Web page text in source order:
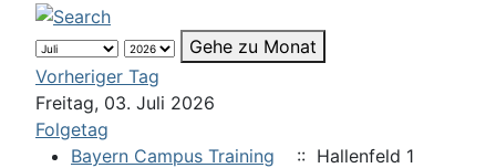
Gehe zu Monat
Vorheriger Tag
Freitag, 03. Juli 2026
Folgetag
Bayern Campus Training
:: Hallenfeld 1